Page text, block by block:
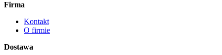
Firma
Kontakt
O firmie
Dostawa